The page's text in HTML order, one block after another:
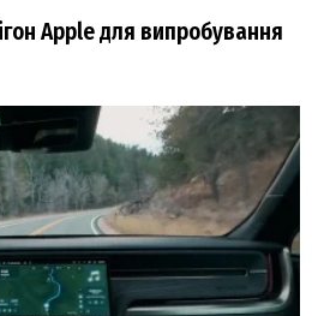
Apple для випробування